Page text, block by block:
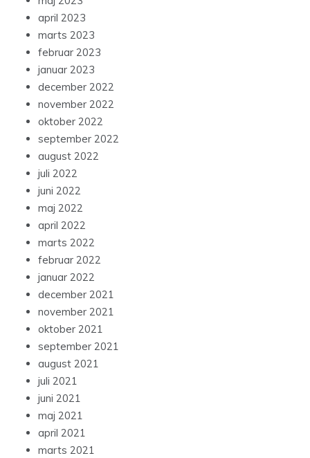
april 2023
marts 2023
februar 2023
januar 2023
december 2022
november 2022
oktober 2022
september 2022
august 2022
juli 2022
juni 2022
maj 2022
april 2022
marts 2022
februar 2022
januar 2022
december 2021
november 2021
oktober 2021
september 2021
august 2021
juli 2021
juni 2021
maj 2021
april 2021
marts 2021